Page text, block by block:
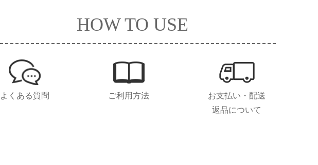
HOW TO USE
よくある質問 ご利用方法
お支払い・配送
返品について